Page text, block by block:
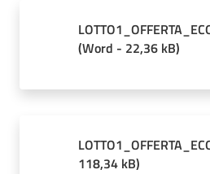
(Word - 22,36 kB)
118,34 kB)